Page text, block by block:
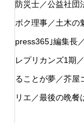
防災士／公益社団
ボク理事／土木の
press365｣編集長
レプリカンズ1期
ることが夢／芥屋
リエ／最後の晩餐